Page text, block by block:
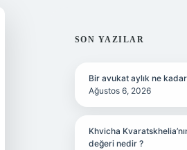
SIDEBAR
SON YAZILAR
Bir avukat aylık ne
Ağustos 6, 2026
Khvicha
değeri nedir ?